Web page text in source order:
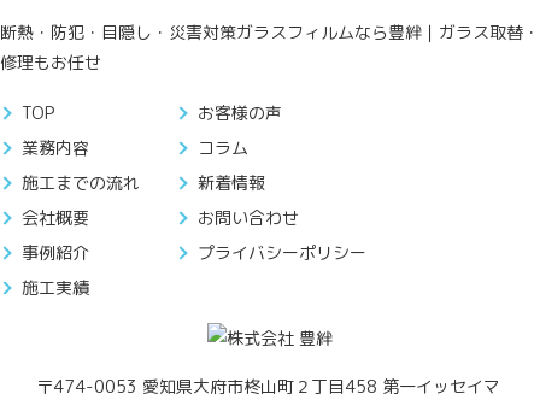
断熱・防犯・目隠し・災害対策ガラスフィルムなら豊絆｜ガラス取替・
修理もお任せ
TOP
業務内容
施工までの流れ
会社概要
事例紹介
施工実績
お客様の声
コラム
新着情報
お問い合わせ
プライバシーポリシー
〒474-0053 愛知県大府市柊山町２丁目458 第一イッセイマ